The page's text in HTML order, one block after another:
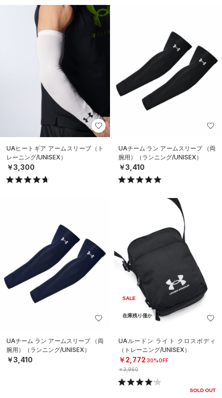
UAヒートギア アームスリーブ（ト
レーニング/UNISEX）
￥3,300
UAチーム ラン アームスリーブ （両
腕用）（ランニング/UNISEX）
￥3,410
UAチーム ラン アームスリーブ （両
腕用）（ランニング/UNISEX）
￥3,410
SALE
在庫残り僅か
UAルードン ライト クロスボディ
（トレーニング/UNISEX）
￥2,772 30%OFF
￥3,960
SOLD OUT